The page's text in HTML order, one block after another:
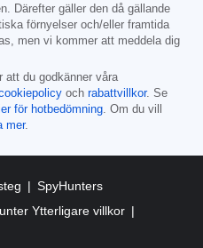
Därefter gäller den då gällande
förnyelser och/eller framtida
men vi kommer att meddela dig
att du godkänner våra
och rabattvillkor. Se
för hotbedömning. Om du vill
mer.
SpyHunters
Ytterligare villkor